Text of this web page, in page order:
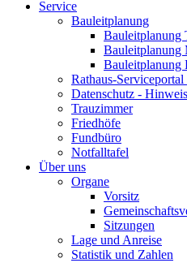
Service
Bauleitplanung
Bauleitplanung
Bauleitplanung
Bauleitplanung
Rathaus-
Datenschutz -
Trauzimmer
Friedhöfe
Fundbüro
Notfalltafel
Über uns
Organe
Vorsitz
Sitzungen
Lage und Anreise
Statistik und Zahlen